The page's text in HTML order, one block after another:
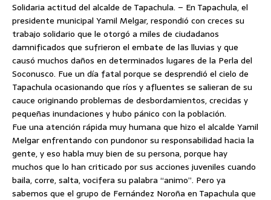
Solidaria actitud del alcalde de Tapachula. – En Tapachula, el
presidente municipal Yamil Melgar, respondió con creces su
trabajo solidario que le otorgó a miles de ciudadanos
damnificados que sufrieron el embate de las lluvias y que
causó muchos daños en determinados lugares de la Perla del
Soconusco. Fue un día fatal porque se desprendió el cielo de
Tapachula ocasionando que ríos y afluentes se salieran de su
cauce originando problemas de desbordamientos, crecidas y
pequeñas inundaciones y hubo pánico con la población.
Fue una atención rápida muy humana que hizo el alcalde Yamil
Melgar enfrentando con pundonor su responsabilidad hacia la
gente, y eso habla muy bien de su persona, porque hay
muchos que lo han criticado por sus acciones juveniles cuando
baila, corre, salta, vocifera su palabra “animo”. Pero ya
sabemos que el grupo de Fernández Noroña en Tapachula que